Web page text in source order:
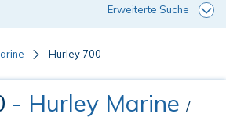
Erweiterte Suche
Hurley 700
- Hurley Marine /